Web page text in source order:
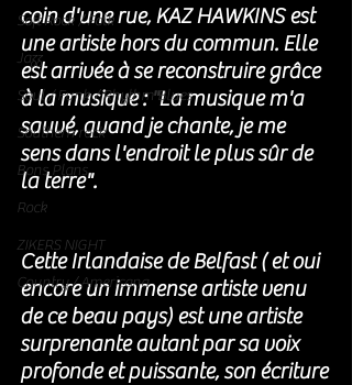
Soft Rock / Folk
Jazz
Soul / Funk / Rhythm Blues
Southern rock
Bons Plans
Rock
ZIKERS NIGHT
Country / Americana
coin d'une rue, KAZ HAWKINS est
une artiste hors du commun. Elle
est arrivée à se reconstruire grâce
à la musique : "La musique m'a
sauvé, quand je chante, je me
sens dans l'endroit le plus sûr de
la terre".
Cette Irlandaise de Belfast ( et oui
encore un immense artiste venu
de ce beau pays) est une artiste
surprenante autant par sa voix
profonde et puissante, son écriture